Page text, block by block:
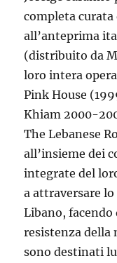
completa curata
all’anteprima
(distribuito da
loro intera
Pink House
Khiam 2000-
The Lebanese
all’insieme dei
integrate del
a attraversare
Libano,
resistenza della
sono destinati